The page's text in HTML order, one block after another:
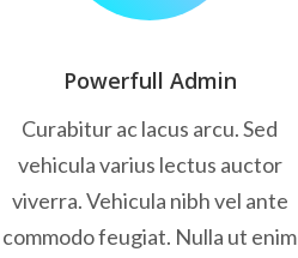
Powerfull Admin
Curabitur ac lacus arcu. Sed
vehicula varius lectus auctor
viverra. Vehicula nibh vel ante
commodo feugiat. Nulla ut enim